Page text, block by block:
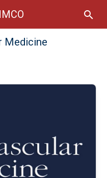
search
Medicine